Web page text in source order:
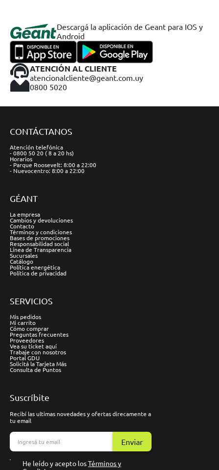
Descargá la aplicación de Geant para IOS y
Android
ATENCIÓN AL CLIENTE
atencionalcliente@geant.com.uy
0800 5020
CONTÁCTANOS
Atención telefónica
- 0800 50 20 ( 8 a 20 hs)
Horarios
- Parque Roosevelt: 8:00 a 22:00
- Nuevocentro: 8:00 a 22:00
GÉANT
La empresa
Cambios y devoluciones
Contacto
Términos y condiciones
Bases de promociones
Responsabilidad social
Línea de Transparencia
Sucursales
Catálogo
Política energética
Política de privacidad
SERVICIOS
Mis pedidos
Mi carrito
Cómo comprar
Preguntas frecuentes
Proveedores
Vea su ticket aquí
Trabaje con nosotros
Portal GDU
Solicitá la Tarjeta Más
Consulta de Puntos
Suscríbite
Recibí las ultimas novedades y ofertas direcamente a
tu email
Enviar
He leído y acepto losTérminos y